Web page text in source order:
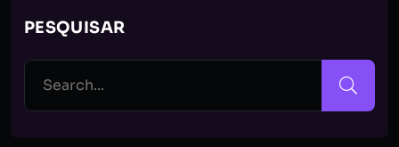
PESQUISAR